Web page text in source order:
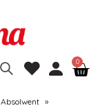
Absolwent »